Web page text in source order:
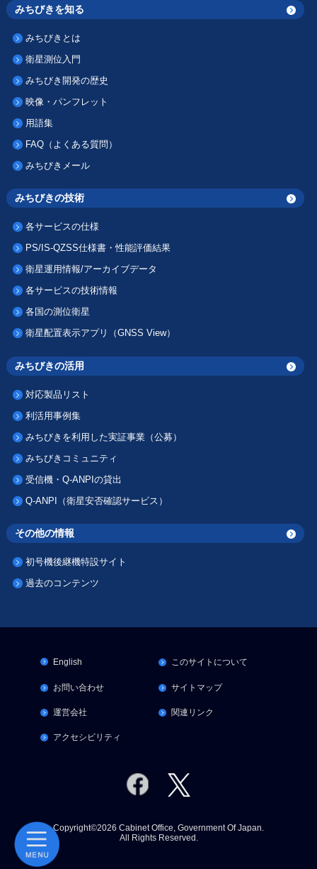
みちびきを知る
みちびきとは
衛星測位入門
みちびき開発の歴史
映像・パンフレット
用語集
FAQ（よくある質問）
みちびきメール
みちびきの技術
各サービスの仕様
PS/IS-QZSS仕様書・性能評価結果
衛星運用情報/アーカイブデータ
各サービスの技術情報
各国の測位衛星
衛星配置表示アプリ（GNSS View）
みちびきの活用
対応製品リスト
利活用事例集
みちびきを利用した実証事業（公募）
みちびきコミュニティ
受信機・Q-ANPIの貸出
Q-ANPI（衛星安否確認サービス）
その他の情報
初号機後継機特設サイト
過去のコンテンツ
English このサイトについて
お問い合わせ サイトマップ
運営会社 関連リンク
アクセシビリティ
Copyright©2026 Cabinet Office, Government Of Japan.
All Rights Reserved.